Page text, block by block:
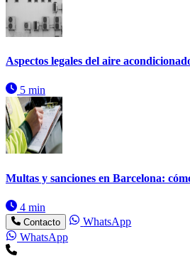
Aspectos legales del aire
5 min
Multas y sanciones en Barcelona:
4 min
Contacto
WhatsApp
WhatsApp